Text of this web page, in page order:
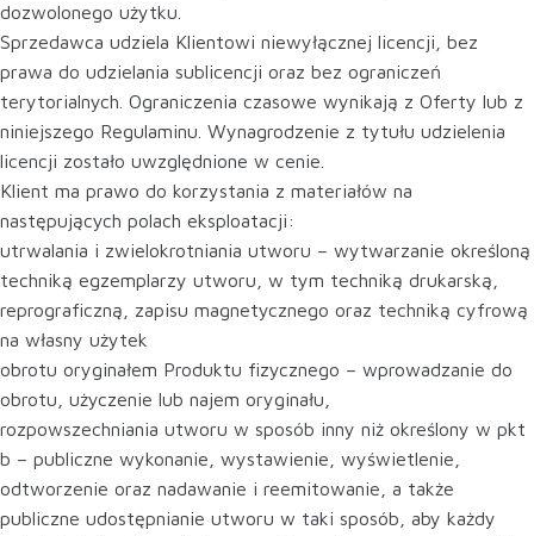
dozwolonego użytku.
Sprzedawca udziela Klientowi niewyłącznej licencji, bez
prawa do udzielania sublicencji oraz bez ograniczeń
terytorialnych. Ograniczenia czasowe wynikają z Oferty lub z
niniejszego Regulaminu. Wynagrodzenie z tytułu udzielenia
licencji zostało uwzględnione w cenie.
Klient ma prawo do korzystania z materiałów na
następujących polach eksploatacji:
utrwalania i zwielokrotniania utworu – wytwarzanie określoną
techniką egzemplarzy utworu, w tym techniką drukarską,
reprograficzną, zapisu magnetycznego oraz techniką cyfrową
na własny użytek
obrotu oryginałem Produktu fizycznego – wprowadzanie do
obrotu, użyczenie lub najem oryginału,
rozpowszechniania utworu w sposób inny niż określony w pkt
b – publiczne wykonanie, wystawienie, wyświetlenie,
odtworzenie oraz nadawanie i reemitowanie, a także
publiczne udostępnianie utworu w taki sposób, aby każdy